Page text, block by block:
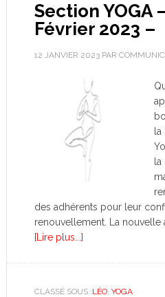
Section YOGA
Février 2023 –
12 JANVIER 2023PAR
des adhérents pour leur
renouvellement. La nouvelle
[Lire plus...]
CLASSÉ SOUS :LÉO, YOGA